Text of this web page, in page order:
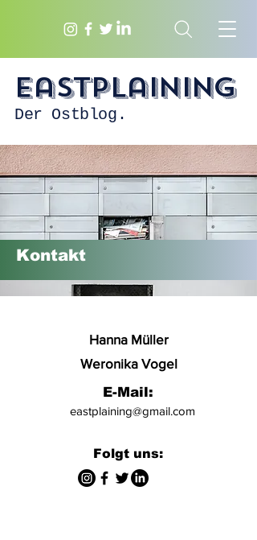
Eastplaining
Der Ostblog.
Kontakt
Hanna Müller
Weronika Vogel
E-Mail:
eastplaining@gmail.com
Folgt uns: